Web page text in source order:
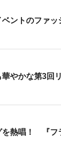
ントのファ
やかな第3回
を熱唱！ 『フ